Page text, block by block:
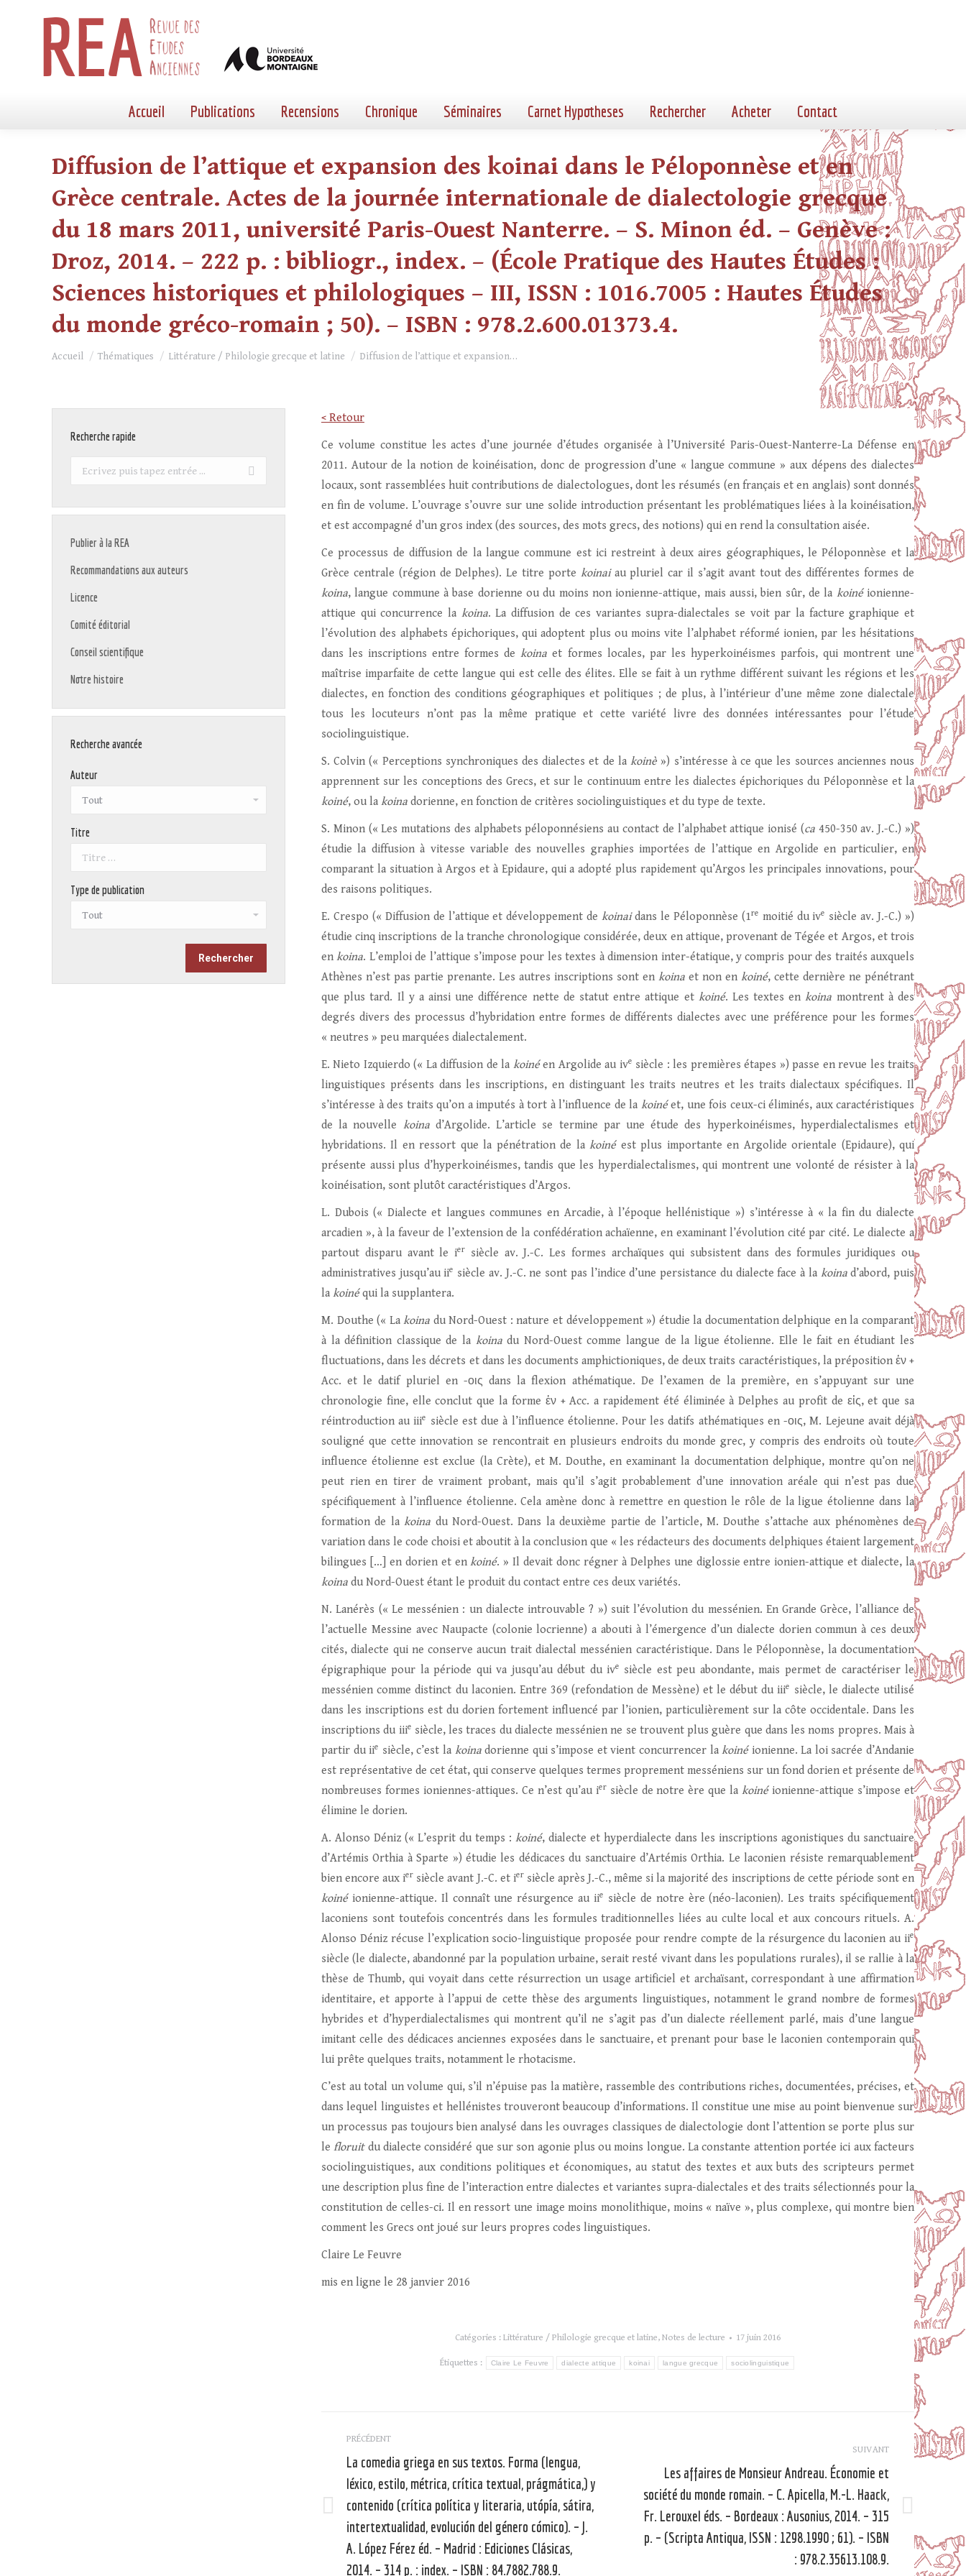
Accueil Publications Recensions Chronique Séminaires Carnet Hypotheses Rechercher Acheter Contact
Diffusion de l’attique et expansion des koinai dans le Péloponnèse et en
Grèce centrale. Actes de la journée internationale de dialectologie grecque
du 18 mars 2011, université Paris-Ouest Nanterre. – S. Minon éd. – Genève :
Droz, 2014. – 222 p. : bibliogr., index. – (École Pratique des Hautes Études :
Sciences historiques et philologiques – III, ISSN : 1016.7005 : Hautes Études
du monde gréco-romain ; 50). – ISBN : 978.2.600.01373.4.
Vous êtes ici :
Accueil Thématiques Littérature / Philologie grecque et latine Diffusion de l’attique et expansion…
< Retour
Ce volume constitue les actes d’une journée d’études organisée à l’Université Paris-Ouest-Nanterre-La Défense en
2011. Autour de la notion de koinéisation, donc de progression d’une « langue commune » aux dépens des dialectes
locaux, sont rassemblées huit contributions de dialectologues, dont les résumés (en français et en anglais) sont donnés
en fin de volume. L’ouvrage s’ouvre sur une solide introduction présentant les problématiques liées à la koinéisation,
et est accompagné d’un gros index (des sources, des mots grecs, des notions) qui en rend la consultation aisée.
Ce processus de diffusion de la langue commune est ici restreint à deux aires géographiques, le Péloponnèse et la
Grèce centrale (région de Delphes). Le titre porte koinaiau pluriel car il s’agit avant tout des différentes formes de
koina, langue commune à base dorienne ou du moins non ionienne-attique, mais aussi, bien sûr, de la koinéionienne-
attique qui concurrence la koina. La diffusion de ces variantes supra-dialectales se voit par la facture graphique et
l’évolution des alphabets épichoriques, qui adoptent plus ou moins vite l’alphabet réformé ionien, par les hésitations
dans les inscriptions entre formes dekoina et formes locales, par les hyperkoinéismes parfois, qui montrent une
maîtrise imparfaite de cette langue qui est celle des élites. Elle se fait à un rythme différent suivant les régions et les
dialectes, en fonction des conditions géographiques et politiques ; de plus, à l’intérieur d’une même zone dialectale
tous les locuteurs n’ont pas la même pratique et cette variété livre des données intéressantes pour l’étude
sociolinguistique.
S. Colvin (« Perceptions synchroniques des dialectes et de lakoinè ») s’intéresse à ce que les sources anciennes nous
apprennent sur les conceptions des Grecs, et sur le continuum entre les dialectes épichoriques du Péloponnèse et la
koiné, ou la koina dorienne, en fonction de critères sociolinguistiques et du type de texte.
S. Minon (« Les mutations des alphabets péloponnésiens au contact de l’alphabet attique ionisé (ca450-350 av. J.-C.) »)
étudie la diffusion à vitesse variable des nouvelles graphies importées de l’attique en Argolide en particulier, en
comparant la situation à Argos et à Epidaure, qui a adopté plus rapidement qu’Argos les principales innovations, pour
des raisons politiques.
E. Crespo (« Diffusion de l’attique et développement dekoinaidans le Péloponnèse (1re moitié du ive siècle av. J.-C.) »)
étudie cinq inscriptions de la tranche chronologique considérée, deux en attique, provenant de Tégée et Argos, et trois
enkoina. L’emploi de l’attique s’impose pour les textes à dimension inter-étatique, y compris pour des traités auxquels
Athènes n’est pas partie prenante. Les autres inscriptions sont en koina et non en koiné, cette dernière ne pénétrant
que plus tard. Il y a ainsi une différence nette de statut entre attique et koiné. Les textes enkoina montrent à des
degrés divers des processus d’hybridation entre formes de différents dialectes avec une préférence pour les formes
« neutres » peu marquées dialectalement.
E. Nieto Izquierdo (« La diffusion de la koinéen Argolide au ive siècle : les premières étapes ») passe en revue les traits
linguistiques présents dans les inscriptions, en distinguant les traits neutres et les traits dialectaux spécifiques. Il
s’intéresse à des traits qu’on a imputés à tort à l’influence de la koinéet, une fois ceux-ci éliminés, aux caractéristiques
de la nouvelle koinad’Argolide. L’article se termine par une étude des hyperkoinéismes, hyperdialectalismes et
hybridations. Il en ressort que la pénétration de lakoinéest plus importante en Argolide orientale (Epidaure), qui
présente aussi plus d’hyperkoinéismes, tandis que les hyperdialectalismes, qui montrent une volonté de résister à la
koinéisation, sont plutôt caractéristiques d’Argos.
L. Dubois (« Dialecte et langues communes en Arcadie, à l’époque hellénistique ») s’intéresse à « la fin du dialecte
arcadien », à la faveur de l’extension de la confédération achaïenne, en examinant l’évolution cité par cité. Le dialecte a
partout disparu avant le ier
siècle av. J.-C. Les formes archaïques qui subsistent dans des formules juridiques ou
administratives jusqu’au iie siècle av. J.-C. ne sont pas l’indice d’une persistance du dialecte face à la koinad’abord, puis
la koinéqui la supplantera.
M. Douthe (« Lakoina du Nord-Ouest : nature et développement ») étudie la documentation delphique en la comparant
à la définition classique de la koinadu Nord-Ouest comme langue de la ligue étolienne. Elle le fait en étudiant les
fluctuations, dans les décrets et dans les documents amphictioniques, de deux traits caractéristiques, la préposition ἐν +
Acc. et le datif pluriel en -οις dans la flexion athématique. De l’examen de la première, en s’appuyant sur une
chronologie fine, elle conclut que la forme ἐν + Acc. a rapidement été éliminée à Delphes au profit de εἰς, et que sa
réintroduction au iiie
siècle est due à l’influence étolienne. Pour les datifs athématiques en -οις, M. Lejeune avait déjà
souligné que cette innovation se rencontrait en plusieurs endroits du monde grec, y compris des endroits où toute
influence étolienne est exclue (la Crète), et M. Douthe, en examinant la documentation delphique, montre qu’on ne
peut rien en tirer de vraiment probant, mais qu’il s’agit probablement d’une innovation aréale qui n’est pas due
spécifiquement à l’influence étolienne. Cela amène donc à remettre en question le rôle de la ligue étolienne dans la
formation de lakoina du Nord-Ouest. Dans la deuxième partie de l’article, M. Douthe s’attache aux phénomènes de
variation dans le code choisi et aboutit à la conclusion que « les rédacteurs des documents delphiques étaient largement
bilingues […] en dorien et enkoiné. » Il devait donc régner à Delphes une diglossie entre ionien-attique et dialecte, la
koina du Nord-Ouest étant le produit du contact entre ces deux variétés.
N. Lanérès (« Le messénien : un dialecte introuvable ? ») suit l’évolution du messénien. En Grande Grèce, l’alliance de
l’actuelle Messine avec Naupacte (colonie locrienne) a abouti à l’émergence d’un dialecte dorien commun à ces deux
cités, dialecte qui ne conserve aucun trait dialectal messénien caractéristique. Dans le Péloponnèse, la documentation
épigraphique pour la période qui va jusqu’au début du ive
siècle est peu abondante, mais permet de caractériser le
messénien comme distinct du laconien. Entre 369 (refondation de Messène) et le début du iiie
siècle, le dialecte utilisé
dans les inscriptions est du dorien fortement influencé par l’ionien, particulièrement sur la côte occidentale. Dans les
inscriptions du iiie siècle, les traces du dialecte messénien ne se trouvent plus guère que dans les noms propres. Mais à
partir du iie siècle, c’est la koinadorienne qui s’impose et vient concurrencer lakoinéionienne. La loi sacrée d’Andanie
est représentative de cet état, qui conserve quelques termes proprement messéniens sur un fond dorien et présente de
nombreuses formes ioniennes-attiques. Ce n’est qu’au iersiècle de notre ère que lakoinéionienne-attique s’impose et
élimine le dorien.
A. Alonso Déniz (« L’esprit du temps : koiné, dialecte et hyperdialecte dans les inscriptions agonistiques du sanctuaire
d’Artémis Orthia à Sparte ») étudie les dédicaces du sanctuaire d’Artémis Orthia. Le laconien résiste remarquablement
bien encore aux ier siècle avant J.-C. et iersiècle après J.-C., même si la majorité des inscriptions de cette période sont en
koinéionienne-attique. Il connaît une résurgence au iie
siècle de notre ère (néo-laconien). Les traits spécifiquement
laconiens sont toutefois concentrés dans les formules traditionnelles liées au culte local et aux concours rituels. A.
Alonso Déniz récuse l’explication socio-linguistique proposée pour rendre compte de la résurgence du laconien au iie
siècle (le dialecte, abandonné par la population urbaine, serait resté vivant dans les populations rurales), il se rallie à la
thèse de Thumb, qui voyait dans cette résurrection un usage artificiel et archaïsant, correspondant à une affirmation
identitaire, et apporte à l’appui de cette thèse des arguments linguistiques, notamment le grand nombre de formes
hybrides et d’hyperdialectalismes qui montrent qu’il ne s’agit pas d’un dialecte réellement parlé, mais d’une langue
imitant celle des dédicaces anciennes exposées dans le sanctuaire, et prenant pour base le laconien contemporain qui
lui prête quelques traits, notamment le rhotacisme.
C’est au total un volume qui, s’il n’épuise pas la matière, rassemble des contributions riches, documentées, précises, et
dans lequel linguistes et hellénistes trouveront beaucoup d’informations. Il constitue une mise au point bienvenue sur
un processus pas toujours bien analysé dans les ouvrages classiques de dialectologie dont l’attention se porte plus sur
lefloruitdu dialecte considéré que sur son agonie plus ou moins longue. La constante attention portée ici aux facteurs
sociolinguistiques, aux conditions politiques et économiques, au statut des textes et aux buts des scripteurs permet
une description plus fine de l’interaction entre dialectes et variantes supra-dialectales et des traits sélectionnés pour la
constitution de celles-ci. Il en ressort une image moins monolithique, moins « naïve », plus complexe, qui montre bien
comment les Grecs ont joué sur leurs propres codes linguistiques.
Claire Le Feuvre
mis en ligne le 28 janvier 2016
Catégories : Littérature / Philologie grecque et latine, Notes de lecture 17 juin 2016
Étiquettes : Claire Le Feuvre dialecte attique koinai langue grecque sociolinguistique
Navigation
article
PRÉCÉDENT
Article
précédent
:
La comedia griega en sus textos. Forma (lengua,
léxico, estilo, métrica, crítica textual, prágmática,) y
contenido (crítica política y literaria, utópía, sátira,
intertextualidad, evolución del género cómico). – J.
A. López Férez éd. – Madrid : Ediciones Clásicas,
2014. – 314 p. : index. – ISBN : 84.7882.788.9.
SUIVANT
Article
suivant
Les affaires de Monsieur Andreau. Économie et
société du monde romain. – C. Apicella, M.-L. Haack,
Fr. Lerouxel éds. – Bordeaux : Ausonius, 2014. – 315
p. – (Scripta Antiqua, ISSN : 1298.1990 ; 61). – ISBN
: 978.2.35613.108.9.
Recherche rapide
Recherche
Publier à la REA
Recommandations aux auteurs
Licence
Comité éditorial
Conseil scientifique
Notre histoire
Recherche avancée
Auteur
Titre
Type de publication